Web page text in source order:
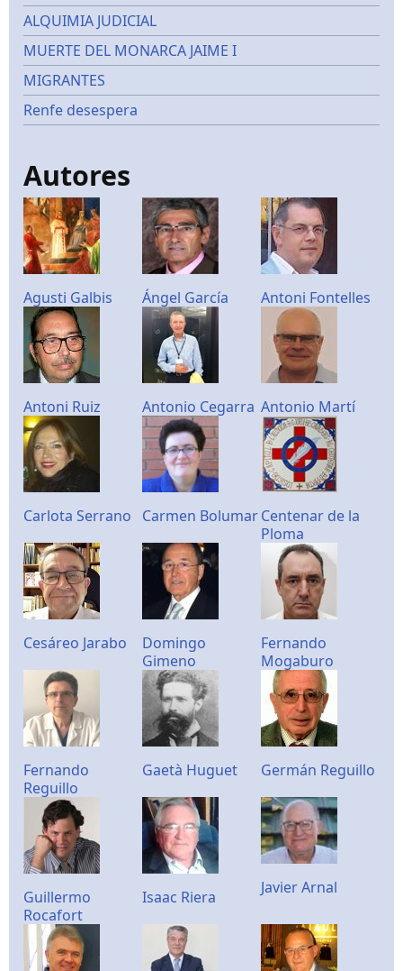
ALQUIMIA JUDICIAL
MUERTE DEL MONARCA JAIME I
MIGRANTES
Renfe desespera
Autores
Agusti Galbis Ángel García Antoni Fontelles
Antoni Ruiz Antonio Cegarra Antonio Martí
Carlota Serrano Carmen BolumarCentenar de la
Ploma
Cesáreo Jarabo
Domingo
Gimeno
Fernando
Mogaburo
Fernando
Reguillo
Gaetà Huguet Germán Reguillo
Guillermo
Rocafort
Isaac Riera Javier Arnal